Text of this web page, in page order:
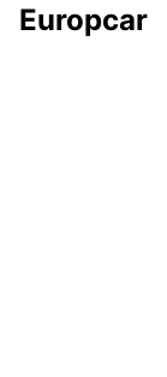
Europcar